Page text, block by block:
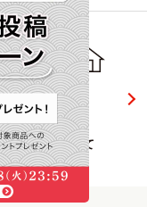
複数お届け先の
指定方法について